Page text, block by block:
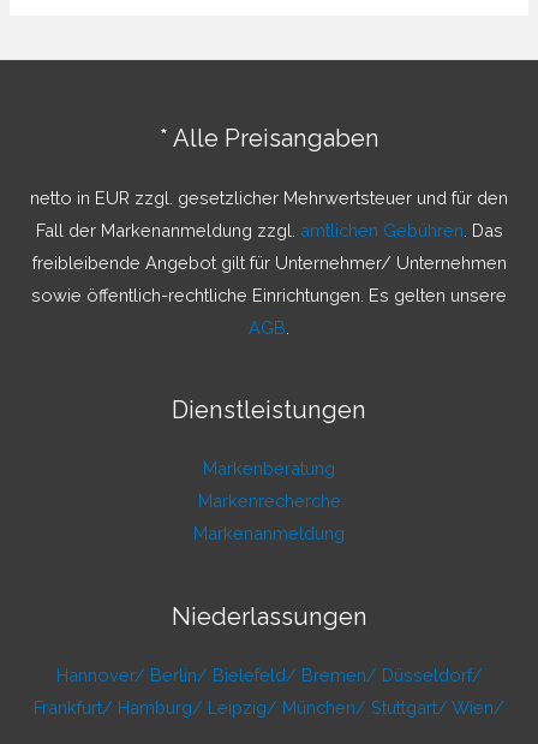
h
* Alle Preisangaben
netto in EUR zzgl. gesetzlicher Mehrwertsteuer und für den
Fall der Markenanmeldung zzgl. amtlichen Gebühren . Das
freibleibende Angebot gilt für Unternehmer/ Unternehmen
sowie öffentlich-rechtliche Einrichtungen. Es gelten unsere
AGB
Dienstleistungen
Markenberatung
Markenrecherche
Markenanmeldung
Niederlassungen
Hannover/ Berlin/ Bielefeld/ Bremen/ Düsseldorf/
Frankfurt/ Hamburg/ Leipzig/ München/ Stuttgart/ Wien/